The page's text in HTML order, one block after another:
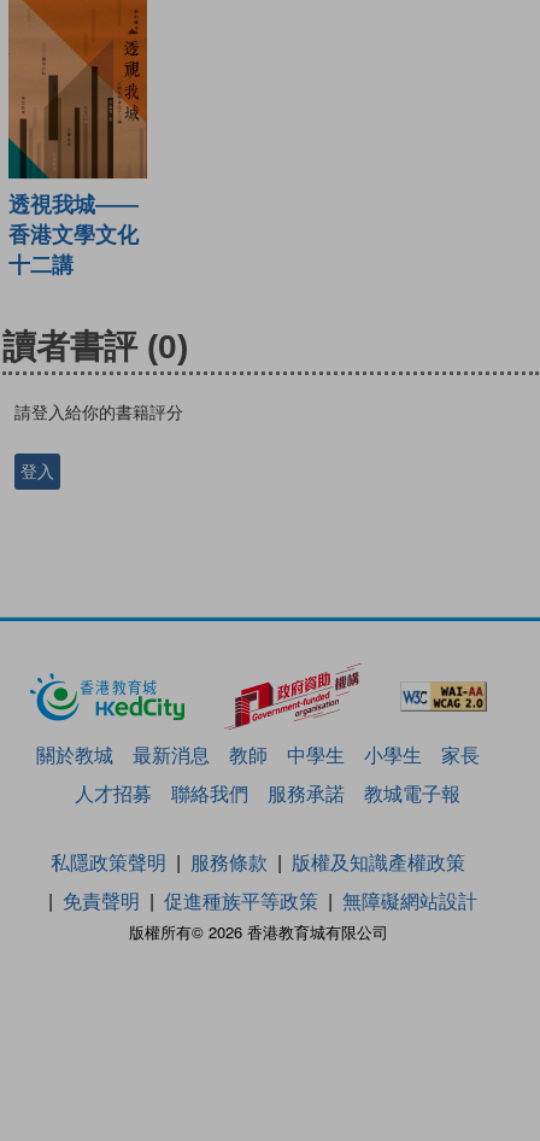
透視我城——
香港文學文化
十二講
讀者書評 (0)
請登入給你的書籍評分
登入
關於教城 最新消息 教師 中學生 小學生
家長
人才招募
聯絡我們 服務承諾 教城電子報
版權所有© 2026 香港教育城有限公司
私隱政策聲明 服務條款
版權及知識產權政策
免責聲明
促進種族平等政策 無障礙網站設計